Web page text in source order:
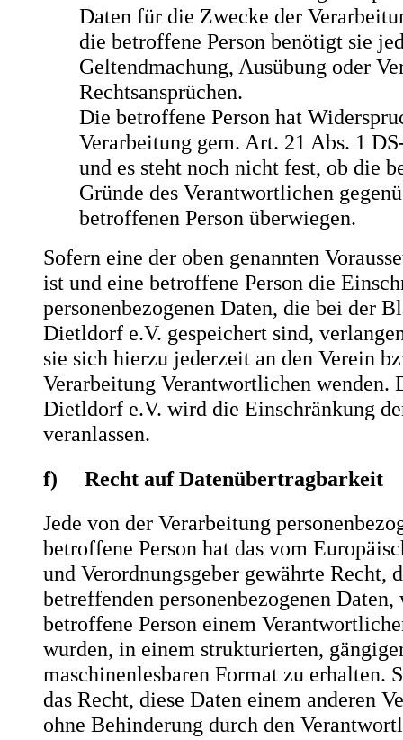
Daten für die Zwecke der
die betroffene Person benötigt sie
Geltendmachung, Ausübung oder
Rechtsansprüchen.
Die betroffene Person hat
Verarbeitung gem. Art. 21 Abs. 1
und es steht noch nicht fest, ob die
Gründe des Verantwortlichen
betroffenen Person überwiegen.
Sofern eine der oben genannten
ist und eine betroffene Person die
personenbezogenen Daten, die bei der
Dietldorf e.V. gespeichert sind,
sie sich hierzu jederzeit an den Verein
Verarbeitung Verantwortlichen wenden.
Dietldorf e.V. wird die Einschränkung
veranlassen.
f) Recht auf Datenübertragbarkeit
Jede von der Verarbeitung
betroffene Person hat das vom
und Verordnungsgeber gewährte Recht,
betreffenden personenbezogenen
betroffene Person einem
wurden, in einem strukturierten,
maschinenlesbaren Format zu erhalten.
das Recht, diese Daten einem anderen
ohne Behinderung durch den